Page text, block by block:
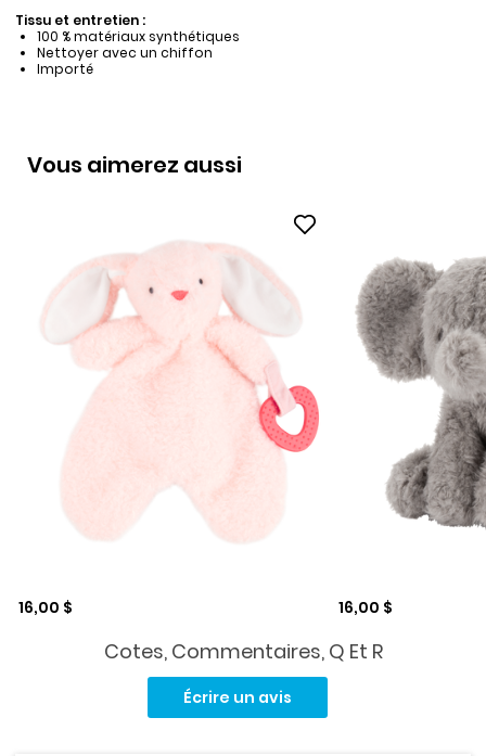
Tissu et entretien :
100 % matériaux synthétiques
Nettoyer avec un chiffon
Importé
Vous aimerez aussi
Prix de solde
16,00 $ Prix de solde
16,00 $
Cotes, Commentaires, Q Et R
Écrire un avis